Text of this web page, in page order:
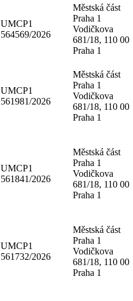
UMCP1
564569/2026
Městská část
Praha 1
Vodičkova
681/18, 110 00
Praha 1
UMCP1
561981/2026
Městská část
Praha 1
Vodičkova
681/18, 110 00
Praha 1
UMCP1
561841/2026
Městská část
Praha 1
Vodičkova
681/18, 110 00
Praha 1
UMCP1
561732/2026
Městská část
Praha 1
Vodičkova
681/18, 110 00
Praha 1